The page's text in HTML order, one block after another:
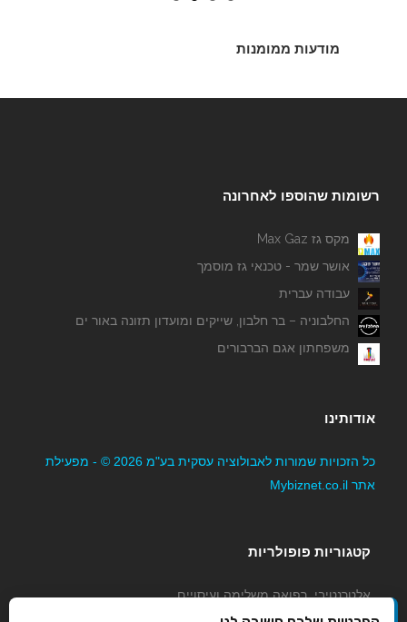
מודעות ממומנות
רשומות שהוספו לאחרונה
מקס גז Max Gaz
אושר שמר - טכנאי גז מוסמך
עבודה עברית
החלבוניה – בר חלבון, שייקים ומועדון תזונה באור ים
משפחתון אגם הברבורים
אודותינו
כל הזכויות שמורות לאבולוציה עסקית בע"מ 2026 © - מפעילת
אתר Mybiznet.co.il
קטגוריות פופולריות
אלטרנטיבי, רפואה משלימה ועיסויים
גני ילדים, משפחתונים וצהרונים